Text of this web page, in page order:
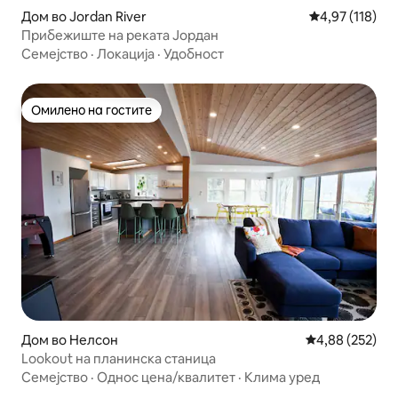
Дом во Jordan River Просечна
4,97 (118)
Прибежиште на реката Јордан
Семејство · Локација · Удобност
Омилено на гостите
Омилено на гостите
Дом во Нелсон Просечна
4,88 (252)
Lookout на планинска станица
Семејство · Однос цена/квалитет · Клима уред